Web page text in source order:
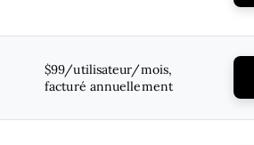
$99/utilisateur/mois,
facturé annuellement